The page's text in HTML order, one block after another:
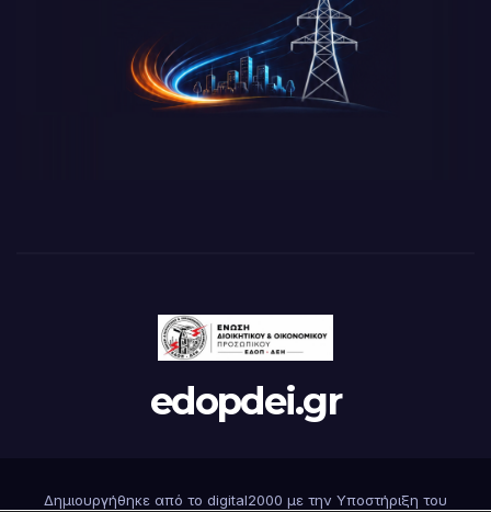
edopdei.gr
Δημιουργήθηκε από το digital2000 με την Υποστήριξη του